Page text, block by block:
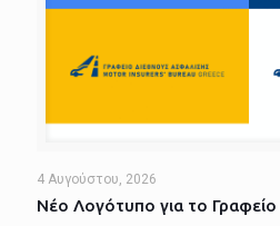
4 Αυγούστου, 2026
Νέο Λογότυπο για το